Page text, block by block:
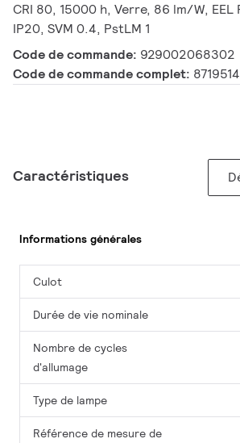
CRI 80, 15000 h, Verre, 86 lm/W, EEL
IP20, SVM 0.4, PstLM 1
Code de commande: 929002068302
Code de commande complet:
Caractéristiques
Informations générales
Culot
Durée de vie nominale
Nombre de cycles
d'allumage
Type de lampe
Référence de mesure de